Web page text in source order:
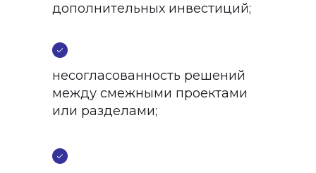
дополнительных инвестиций;
несогласованность решений
между смежными проектами
или разделами;